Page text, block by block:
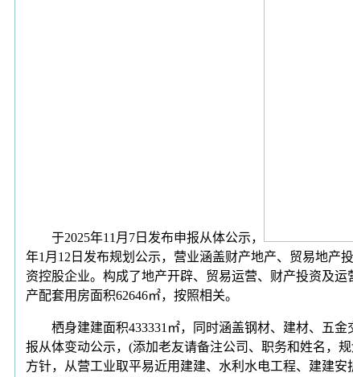
于2025年11月7日发布申报从体公示，
年1月12日发布规划公示，营业涵盖财产地产、贸易地产
资控股企业。构成了地产开辟、贸易运营、财产投资及
产配套用房面积62646㎡，按照相关。
栖身建建面积433331㎡，同时涵盖钢材、建材、五金
报从体变动公示，(添加老友请备注公司、职务和姓名，
方针，从营工业取平易近用建建、水利水电工程、建建